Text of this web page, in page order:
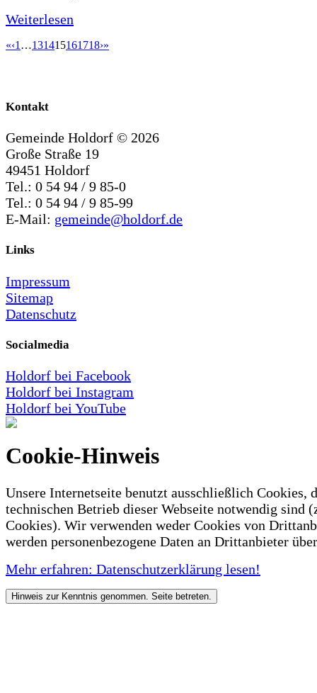
Weiterlesen
«‹1 …131415161718›»
Kontakt
Gemeinde Holdorf © 2026
Große Straße 19
49451 Holdorf
Tel.: 0 54 94 / 9 85-0
Tel.: 0 54 94 / 9 85-99
E-Mail: gemeinde@holdorf.de
Links
Impressum
Sitemap
Datenschutz
Socialmedia
Holdorf bei Facebook
Holdorf bei Instagram
Holdorf bei YouTube
Cookie-Hinweis
Unsere Internetseite benutzt ausschließlich Cookies,
technischen Betrieb dieser Webseite notwendig sind
Cookies). Wir verwenden weder Cookies von
werden personenbezogene Daten an Drittanbieter
Mehr erfahren: Datenschutzerklärung lesen!
Hinweis zur Kenntnis genommen. Seite betreten.